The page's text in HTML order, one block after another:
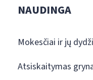
NAUDINGA
Mokesčiai ir jų
Atsiskaitymas